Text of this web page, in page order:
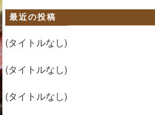
最近の投稿
(タイトルなし)
(タイトルなし)
(タイトルなし)